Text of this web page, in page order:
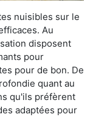
nuisibles sur le
Au
disposent
pour
pour de bon. De
quant au
qu'ils préfèrent
adaptées pour